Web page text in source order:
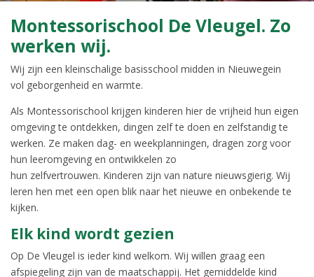
Montessorischool De Vleugel. Zo
werken wij.
Wij zijn een kleinschalige basisschool midden in Nieuwegein
vol geborgenheid en warmte.
Als Montessorischool krijgen kinderen hier de vrijheid hun eigen
omgeving te ontdekken, dingen zelf te doen en zelfstandig te
werken. Ze maken dag- en weekplanningen, dragen zorg voor
hun leeromgeving en ontwikkelen zo
hun zelfvertrouwen. Kinderen zijn van nature nieuwsgierig. Wij
leren hen met een open blik naar het nieuwe en onbekende te
kijken.
Elk kind wordt gezien
Op De Vleugel is ieder kind welkom. Wij willen graag een
afspiegeling zijn van de maatschappij. Het gemiddelde kind